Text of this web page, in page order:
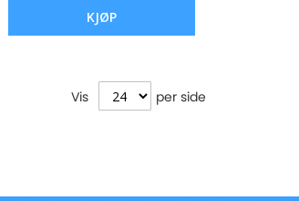
KJØP
Vis per side